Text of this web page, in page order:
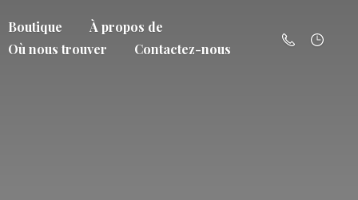
Boutique
À propos de
Où nous trouver
Contactez-nous